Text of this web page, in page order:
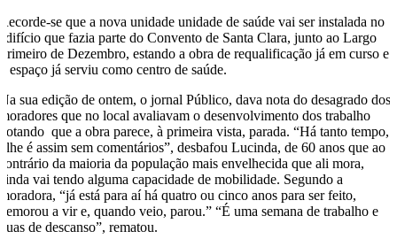
Recorde-se que a nova unidade unidade de saúde vai ser instalada no
edifício que fazia parte do Convento de Santa Clara, junto ao Largo
Primeiro de Dezembro, estando a obra de requalificação já em curso e
o espaço já serviu como centro de saúde.
Na sua edição de ontem, o jornal Público, dava nota do desagrado dos
moradores que no local avaliavam o desenvolvimento dos trabalho
notando que a obra parece, à primeira vista, parada. “Há tanto tempo,
olhe é assim sem comentários”, desbafou Lucinda, de 60 anos que ao
contrário da maioria da população mais envelhecida que ali mora,
ainda vai tendo alguma capacidade de mobilidade. Segundo a
moradora, “já está para aí há quatro ou cinco anos para ser feito,
demorou a vir e, quando veio, parou.” “É uma semana de trabalho e
duas de descanso”, rematou.